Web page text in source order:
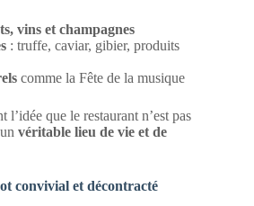
vins et champagnes
: truffe, caviar, gibier, produits
comme la Fête de la musique
l’idée que le restaurant n’est pas
véritable lieu de vie et de
convivial et décontracté